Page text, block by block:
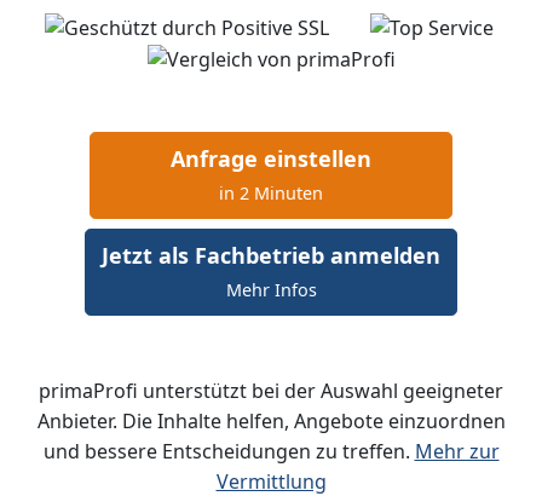
Anfrage einstellen
in 2 Minuten
Jetzt als Fachbetrieb anmelden
Mehr Infos
primaProfi unterstützt bei der Auswahl geeigneter
Anbieter. Die Inhalte helfen, Angebote einzuordnen
und bessere Entscheidungen zu treffen. Mehr zur
Vermittlung